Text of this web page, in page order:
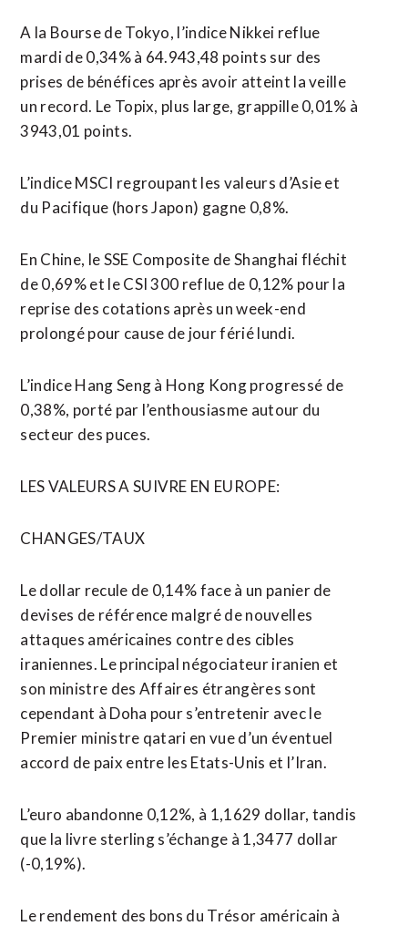
A la Bourse de Tokyo, l’indice Nikkei reflue
mardi de 0,34% à 64.943,48 points sur des
prises de bénéfices après avoir atteint la veille
un record. Le Topix, ​plus large, grappille 0,01% à
3943,01 points.
L’indice MSCI regroupant les valeurs d’Asie et
du Pacifique (hors Japon) gagne 0,8%.
En Chine, le SSE Composite de Shanghai fléchit
de 0,69% et le CSI 300 reflue de 0,12% pour la
reprise des cotations après ‌un week-end
prolongé pour cause de ​jour férié lundi.
L’indice Hang Seng à Hong Kong progressé de
0,38%, porté par l’enthousiasme autour du
secteur des puces.
LES VALEURS A SUIVRE EN EUROPE:
CHANGES/TAUX
Le dollar recule de 0,14% face à ​un panier de
devises de référence malgré de nouvelles
attaques américaines contre des cibles
iraniennes. Le principal négociateur iranien et
son ministre des Affaires étrangères sont
cependant à Doha pour s’entretenir avec le
Premier ministre qatari en vue d’un éventuel
accord de paix entre les Etats-Unis et l’Iran.
L’euro abandonne 0,12%, à 1,1629 dollar, tandis
que la livre sterling s’échange à 1,3477 dollar
(-0,19%).
Le rendement des bons du Trésor américain à